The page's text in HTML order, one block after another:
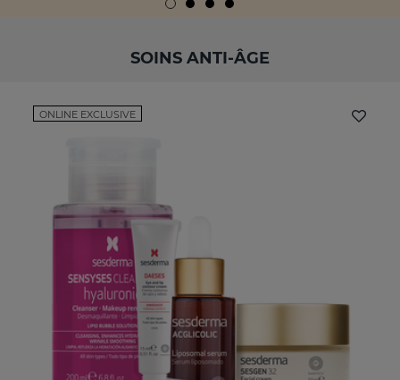
SOINS ANTI-ÂGE
ONLINE EXCLUSIVE